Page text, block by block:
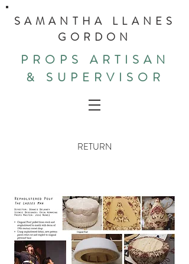
SAMANTHA LLANES
GORDON
PROPS ARTISAN
& SUPERVISOR
RETURN